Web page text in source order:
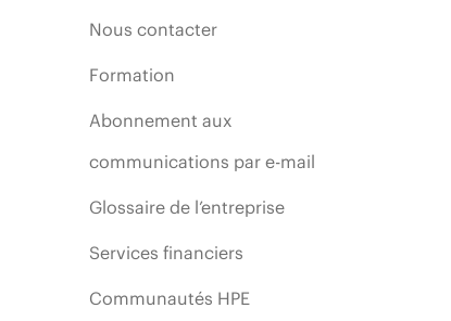
Nous contacter
Formation
Abonnement aux
communications par e-mail
Glossaire de l’entreprise
Services financiers
Communautés HPE